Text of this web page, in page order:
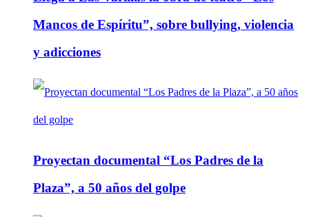
Mancos de Espíritu”, sobre bullying, violencia
y adicciones
Proyectan documental “Los Padres de la
Plaza”, a 50 años del golpe